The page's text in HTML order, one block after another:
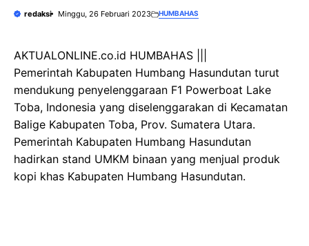
redaksi Minggu, 26 Februari 2023 HUMBAHAS
AKTUALONLINE.co.id HUMBAHAS |||
Pemerintah Kabupaten Humbang Hasundutan turut
mendukung penyelenggaraan F1 Powerboat Lake
Toba, Indonesia yang diselenggarakan di Kecamatan
Balige Kabupaten Toba, Prov. Sumatera Utara.
Pemerintah Kabupaten Humbang Hasundutan
hadirkan stand UMKM binaan yang menjual produk
kopi khas Kabupaten Humbang Hasundutan.